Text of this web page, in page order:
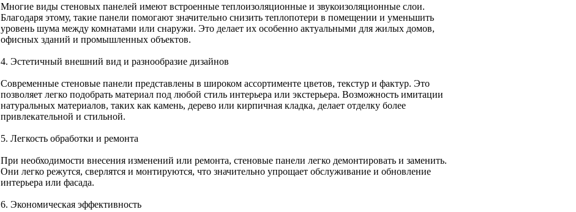
Многие виды стеновых панелей имеют встроенные теплоизоляционные и звукоизоляционные слои.
Благодаря этому, такие панели помогают значительно снизить теплопотери в помещении и уменьшить
уровень шума между комнатами или снаружи. Это делает их особенно актуальными для жилых домов,
офисных зданий и промышленных объектов.
4. Эстетичный внешний вид и разнообразие дизайнов
Современные стеновые панели представлены в широком ассортименте цветов, текстур и фактур. Это
позволяет легко подобрать материал под любой стиль интерьера или экстерьера. Возможность имитации
натуральных материалов, таких как камень, дерево или кирпичная кладка, делает отделку более
привлекательной и стильной.
5. Легкость обработки и ремонта
При необходимости внесения изменений или ремонта, стеновые панели легко демонтировать и заменить.
Они легко режутся, сверлятся и монтируются, что значительно упрощает обслуживание и обновление
интерьера или фасада.
6. Экономическая эффективность